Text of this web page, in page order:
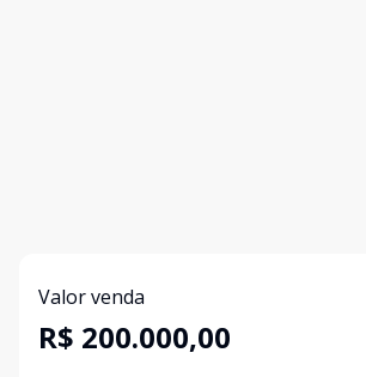
Valor venda
R$ 200.000,00